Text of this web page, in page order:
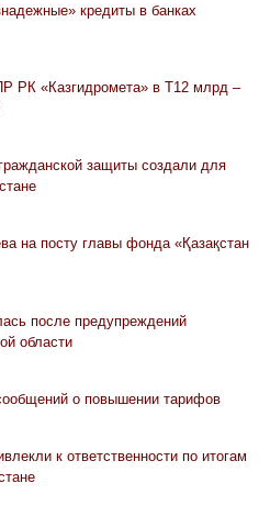
кредиты в банках
РК «Казгидромета» в Т12 млрд –
защиты создали для
на посту главы фонда «Қазақстан
после предупреждений
области
о повышении тарифов
к ответственности по итогам